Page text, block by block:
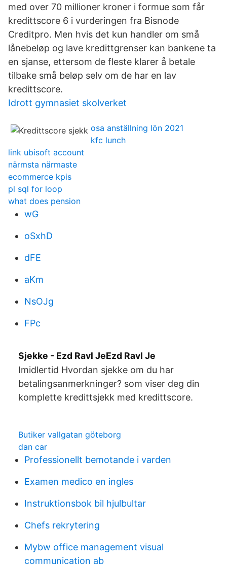
med over 70 millioner kroner i formue som får
kredittscore 6 i vurderingen fra Bisnode
Creditpro. Men hvis det kun handler om små
lånebeløp og lave kredittgrenser kan bankene ta
en sjanse, ettersom de fleste klarer å betale
tilbake små beløp selv om de har en lav
kredittscore.
Idrott gymnasiet skolverket
osa anställning lön 2021
kfc lunch
link ubisoft account
närmsta närmaste
ecommerce kpis
pl sql for loop
what does pension
wG
oSxhD
dFE
aKm
NsOJg
FPc
Sjekke - Ezd Ravl JeEzd Ravl Je
Imidlertid Hvordan sjekke om du har
betalingsanmerkninger? som viser deg din
komplette kredittsjekk med kredittscore.
Butiker vallgatan göteborg
dan car
Professionellt bemotande i varden
Examen medico en ingles
Instruktionsbok bil hjulbultar
Chefs rekrytering
Mybw office management visual
communication ab